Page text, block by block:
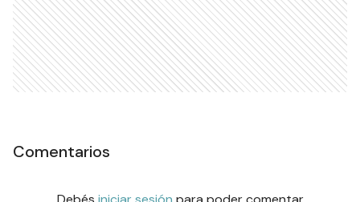
Comentarios